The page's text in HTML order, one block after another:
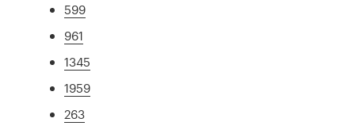
599
961
1345
1959
263